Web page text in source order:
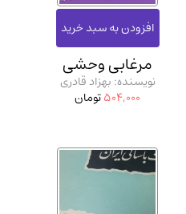
مرغابی وحشی
نویسنده: بهزاد قادری
504,000تومان